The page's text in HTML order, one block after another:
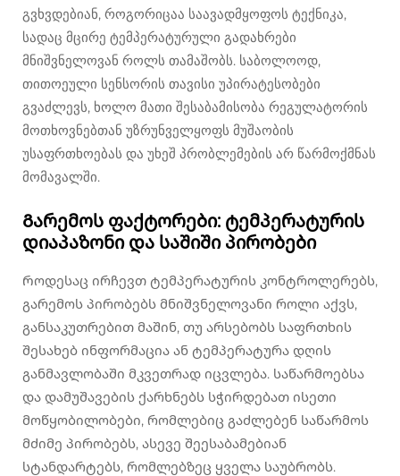
გვხვდებიან, როგორიცაა საავადმყოფოს ტექნიკა,
სადაც მცირე ტემპერატურული გადახრები
მნიშვნელოვან როლს თამაშობს. საბოლოოდ,
თითოეული სენსორის თავისი უპირატესობები
გვაძლევს, ხოლო მათი შესაბამისობა რეგულატორის
მოთხოვნებთან უზრუნველყოფს მუშაობის
უსაფრთხოებას და უხეშ პრობლემების არ წარმოქმნას
მომავალში.
Გარემოს ფაქტორები: ტემპერატურის
დიაპაზონი და საშიში პირობები
Როდესაც ირჩევთ ტემპერატურის კონტროლერებს,
გარემოს პირობებს მნიშვნელოვანი როლი აქვს,
განსაკუთრებით მაშინ, თუ არსებობს საფრთხის
შესახებ ინფორმაცია ან ტემპერატურა დღის
განმავლობაში მკვეთრად იცვლება. საწარმოებსა
და დამუშავების ქარხნებს სჭირდებათ ისეთი
მოწყობილობები, რომლებიც გაძლებენ საწარმოს
მძიმე პირობებს, ასევე შეესაბამებიან
სტანდარტებს, რომლებზეც ყველა საუბრობს.